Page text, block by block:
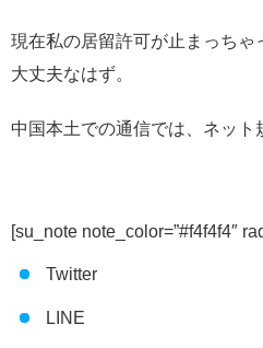
現在私の居留許可が止まっちゃ
大丈夫なはず。
中国本土での通信では、ネット
[su_note note_color=”#f4f4f4″
Twitter
LINE